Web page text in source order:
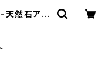
然石アク